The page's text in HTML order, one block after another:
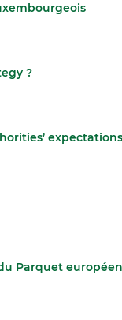
?
expectations
Parquet